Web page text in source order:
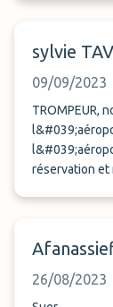
sylvie
09/09/2023
TROMPEUR,
réservation et
26/08/2023